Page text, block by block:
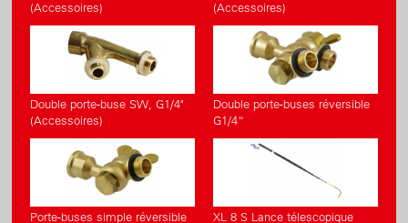
(Accessoires)
(Accessoires)
Double porte-buse SW, G1/4"
(Accessoires)
Double porte-buses réversible
G1/4“
Porte-buses simple réversible
XL 8 S Lance télescopique